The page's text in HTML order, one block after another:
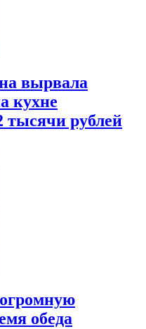
вырвала
кухне
тысячи рублей
обеда